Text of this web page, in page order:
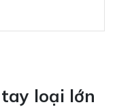
loại lớn